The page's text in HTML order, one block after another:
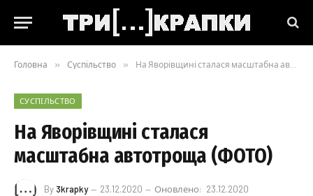
Головна » Суспільство » На Яворівщині сталася масштабна автотроща (ФОТО)
СУСПІЛЬСТВО
На Яворівщині сталася
масштабна автотроща (ФОТО)
By 3krapky 23.12.2020 Оновлено: 23.12.2020